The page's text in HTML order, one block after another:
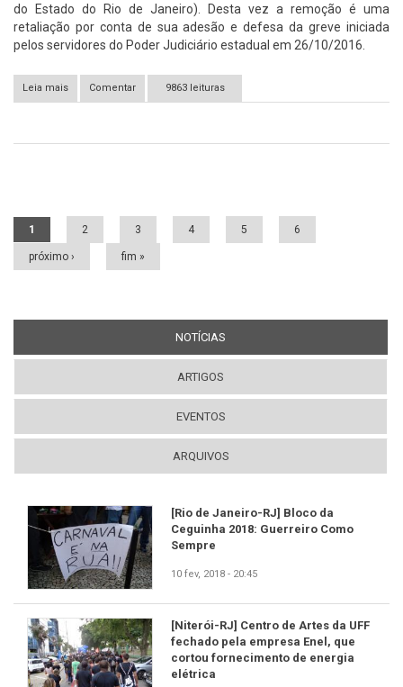
do Estado do Rio de Janeiro). Desta vez a remoção é uma
retaliação por conta de sua adesão e defesa da greve iniciada
pelos servidores do Poder Judiciário estadual em 26/10/2016.
Leia mais
sobre Solidariedade urgente a grevista que sofre retaliação do
TJ-RJ
Comentar 9863 leituras
Páginas
1 2 3 4 5 6
próximo › fim »
NOTÍCIAS
ARTIGOS
EVENTOS
ARQUIVOS
[Rio de Janeiro-RJ] Bloco da
Ceguinha 2018: Guerreiro Como
Sempre
10 fev, 2018 - 20:45
[Niterói-RJ] Centro de Artes da UFF
fechado pela empresa Enel, que
cortou fornecimento de energia
elétrica